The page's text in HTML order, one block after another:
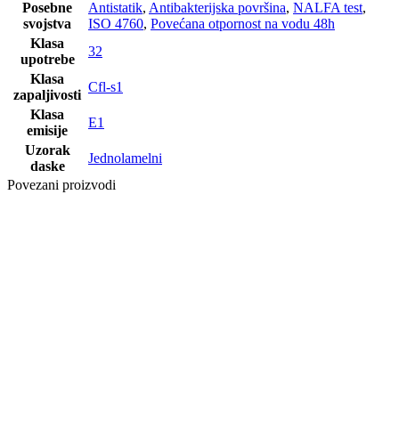
Posebne
svojstva
Antistatik, Antibakterijska površina, NALFA test,
ISO 4760, Povećana otpornost na vodu 48h
Klasa
upotrebe
32
Klasa
zapaljivosti
Cfl-s1
Klasa
emisije
E1
Uzorak
daske
Jednolamelni
Povezani proizvodi